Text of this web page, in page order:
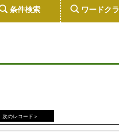
条件検索 ワードク
次のレコード＞